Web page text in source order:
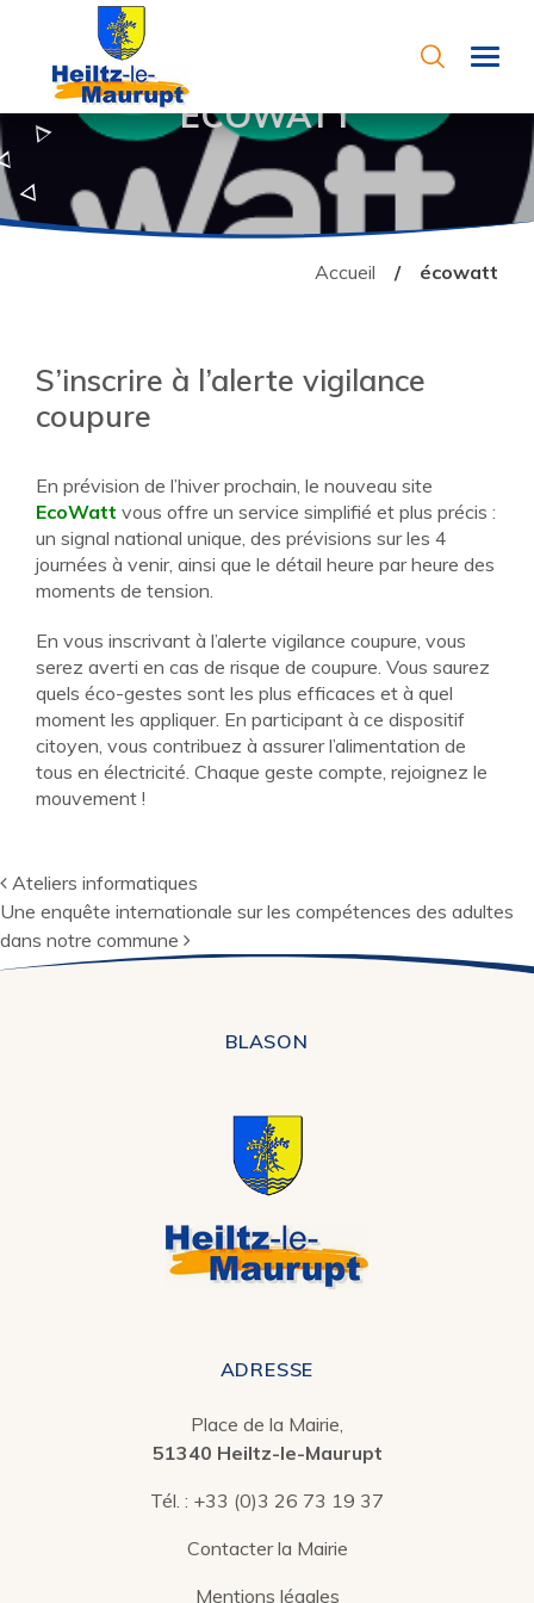
Aller au contenu
Ville de Heiltz le Maurupt
ÉCOWATT
Accueil écowatt
S’inscrire à l’alerte vigilance
coupure
En prévision de l’hiver prochain, le nouveau site
EcoWatt vous offre un service simplifié et plus précis :
un signal national unique, des prévisions sur les 4
journées à venir, ainsi que le détail heure par heure des
moments de tension.
En vous inscrivant à l’alerte vigilance coupure, vous
serez averti en cas de risque de coupure. Vous saurez
quels éco-gestes sont les plus efficaces et à quel
moment les appliquer. En participant à ce dispositif
citoyen, vous contribuez à assurer l’alimentation de
tous en électricité. Chaque geste compte, rejoignez le
mouvement !
Navigation
Ateliers informatiques
Une enquête internationale sur les compétences des adultes
dans notre commune
BLASON
ADRESSE
Place de la Mairie,
51340 Heiltz-le-Maurupt
Tél. : +33 (0)3 26 73 19 37
Contacter la Mairie
Mentions légales